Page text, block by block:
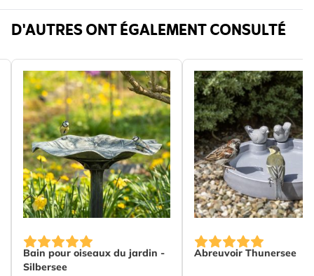
silos et les autres accessoires sont vendus
séparément.
Réf. 446040000
Poids 0.023 kg
D'AUTRES ONT ÉGALEMENT CONSULTÉ
Bain pour oiseaux du jardin -
Silbersee
Abreuvoir Thunersee